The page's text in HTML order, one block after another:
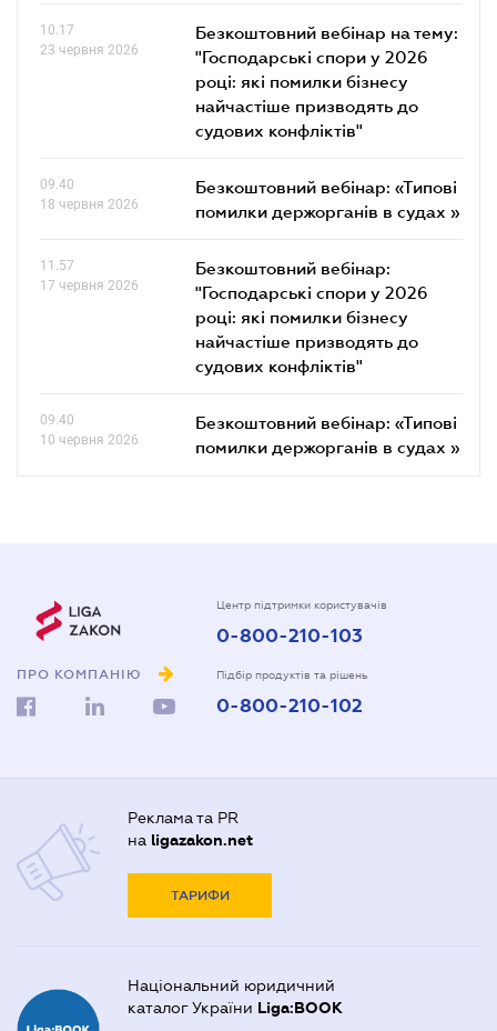
10.17
23 червня 2026
Безкоштовний вебінар на тему:
"Господарські спори у 2026
році: які помилки бізнесу
найчастіше призводять до
судових конфліктів"
09.40
18 червня 2026
Безкоштовний вебінар: «Типові
помилки держорганів в судах »
11.57
17 червня 2026
Безкоштовний вебінар:
"Господарські спори у 2026
році: які помилки бізнесу
найчастіше призводять до
судових конфліктів"
09.40
10 червня 2026
Безкоштовний вебінар: «Типові
помилки держорганів в судах »
ПРО КОМПАНІЮ
Центр підтримки користувачів
0-800-210-103
Підбір продуктів та рішень
0-800-210-102
Реклама та PR
на ligazakon.net
ТАРИФИ
Національний юридичний
каталог України Liga:BOOK